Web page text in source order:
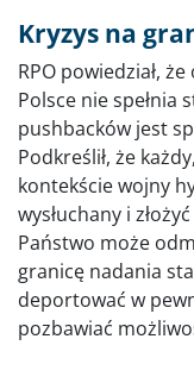
Kryzys na
RPO powiedział,
Polsce nie spełnia
pushbacków jest
Podkreślił, że
kontekście wojny
wysłuchany i
Państwo może
granicę nadania
deportować w
pozbawiać